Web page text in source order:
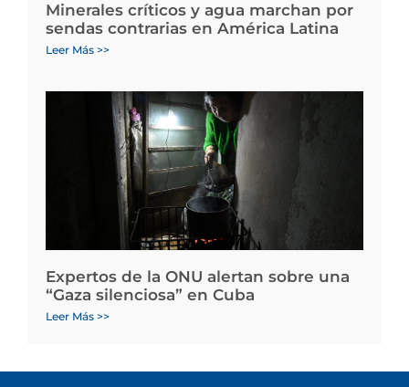
Minerales críticos y agua marchan por
sendas contrarias en América Latina
Leer Más >>
Expertos de la ONU alertan sobre una
“Gaza silenciosa” en Cuba
Leer Más >>